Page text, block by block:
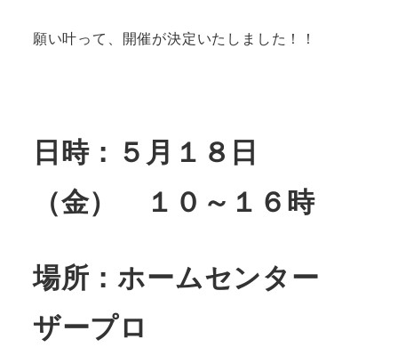
願い叶って、開催が決定いたしました！！
日時：５月１８日
（金） １０～１６時
場所：ホームセンター
ザープロ